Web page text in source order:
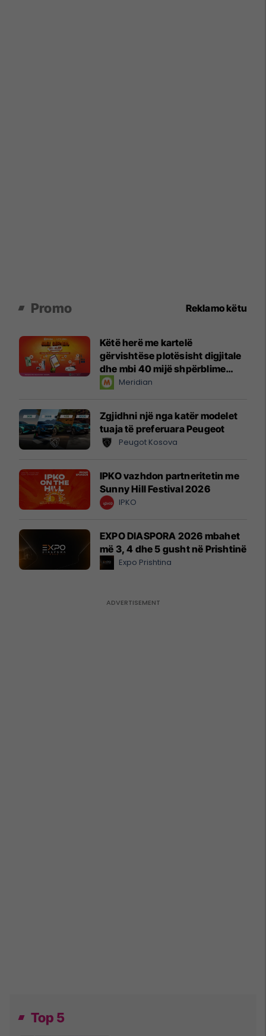
Promo Reklamo këtu
Këtë herë me kartelë
gërvishtëse plotësisht digjitale
dhe mbi 40 mijë shpërblime
instant!Meridian
Zgjidhni një nga katër modelet
tuaja të preferuara Peugeot
Peugot Kosova
IPKO vazhdon partneritetin me
Sunny Hill Festival 2026
IPKO
EXPO DIASPORA 2026 mbahet
më 3, 4 dhe 5 gusht në Prishtinë
Expo Prishtina
Top 5